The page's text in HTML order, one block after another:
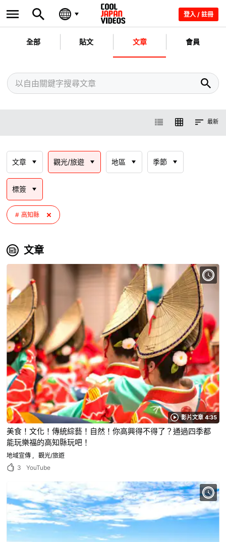
登入 / 註冊
全部 貼文 文章 會員
最新
文章 觀光/旅遊 地區 季節
標簽
高知縣
文章
影片文章 4:35
美食！文化！傳統綜藝！自然！你高興得不得了？通過四季都
能玩樂福的高知縣玩吧！
地域宣傳
觀光/旅遊
3
YouTube